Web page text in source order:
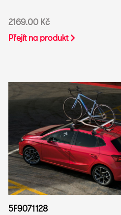
2169.00 Kč
Přejít na produkt
5F9071128